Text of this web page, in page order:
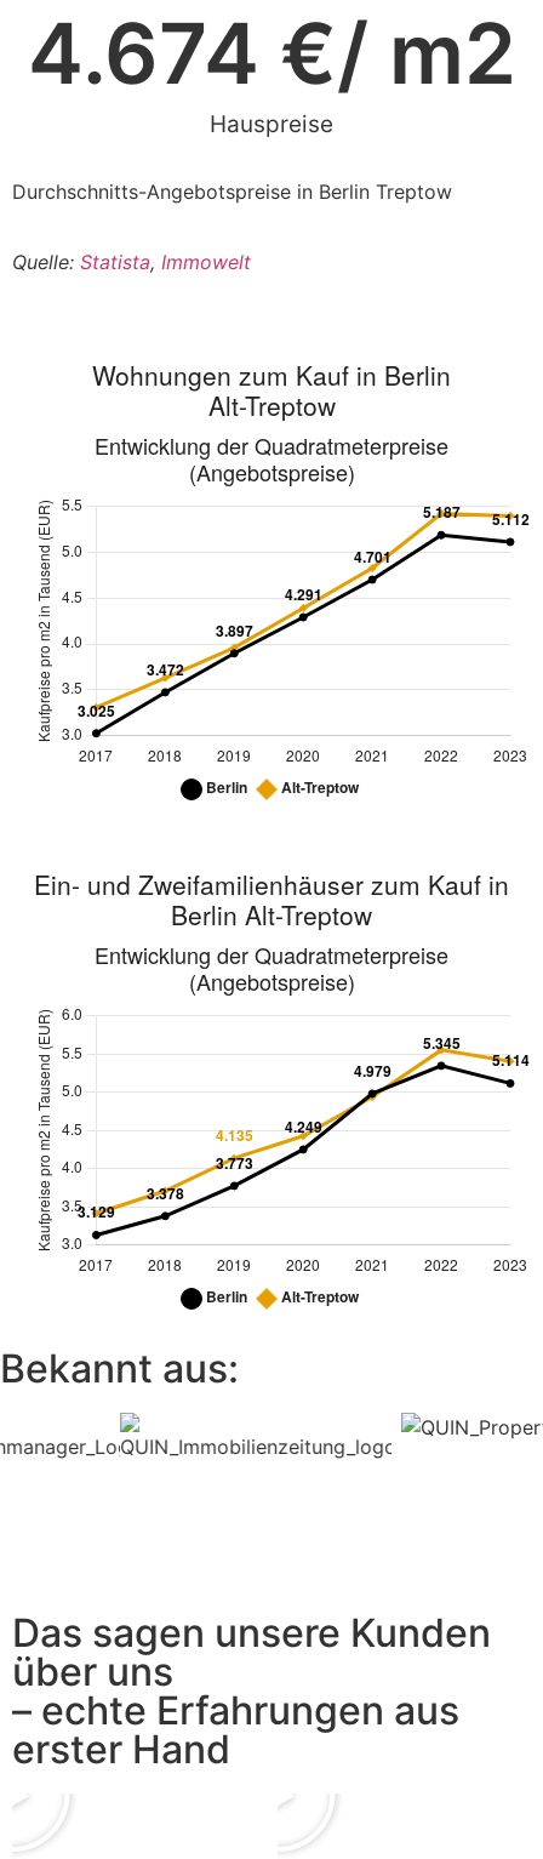
Hauspreise
4.674 €/ m2
Durchschnitts-Angebotspreise in Berlin Treptow
Quelle: Statista, Immowelt
Bekannt aus:
Das sagen unsere Kunden
über uns
– echte Erfahrungen aus
erster Hand